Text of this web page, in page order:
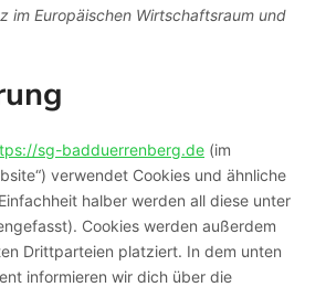
im Europäischen Wirtschaftsraum und
sg-badduerrenberg.de (im
verwendet Cookies und ähnliche
halber werden all diese unter
Cookies werden außerdem
Drittparteien platziert. In dem unten
informieren wir dich über die